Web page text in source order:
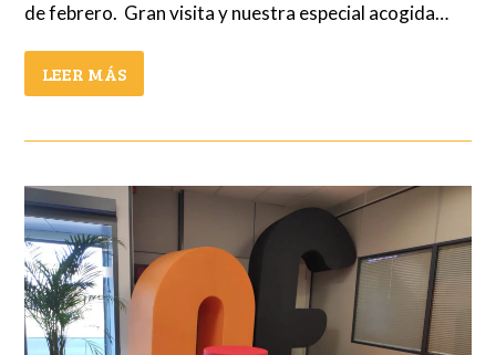
de febrero. Gran visita y nuestra especial acogida…
LEER MÁS